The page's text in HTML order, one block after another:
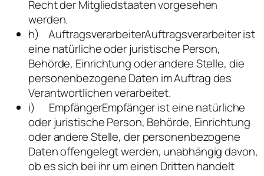
Recht der Mitgliedstaaten vorgesehen
werden.
h) AuftragsverarbeiterAuftragsverarbeiter ist
eine natürliche oder juristische Person,
Behörde, Einrichtung oder andere Stelle, die
personenbezogene Daten im Auftrag des
Verantwortlichen verarbeitet.
i) EmpfängerEmpfänger ist eine natürliche
oder juristische Person, Behörde, Einrichtung
oder andere Stelle, der personenbezogene
Daten offengelegt werden, unabhängig davon,
ob es sich bei ihr um einen Dritten handelt